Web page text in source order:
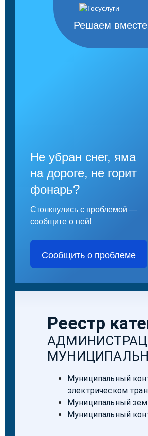
Решаем вместе
Не убран снег, яма
на дороге, не горит
фонарь?
Столкнулись с проблемой —
сообщите о ней!
Сообщить о проблеме